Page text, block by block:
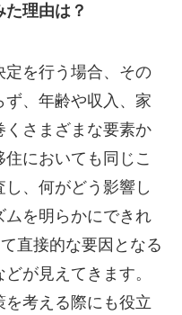
理由は？
定を行う場合、その
、年齢や収入、家
さまざまな要素か
においても同じこ
、何がどう影響し
ムを明らかにできれ
直接的な要因となる
が見えてきます。
を考える際にも役立